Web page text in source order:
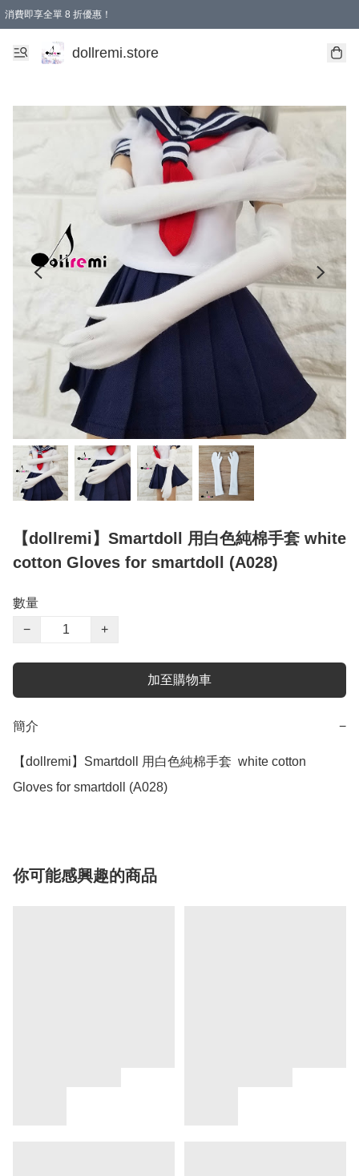
消費即享全單 8 折優惠！
購物滿 HKD 1500.00即享免運費優惠！（適用於 本地送貨、本地取貨、國際送貨 )
dollremi.store
【dollremi】Smartdoll 用白色純棉手套 white
cotton Gloves for smartdoll (A028)
數量
−
+
加至購物車
簡介 −
【dollremi】Smartdoll 用白色純棉手套  white cotton
Gloves for smartdoll (A028)
你可能感興趣的商品